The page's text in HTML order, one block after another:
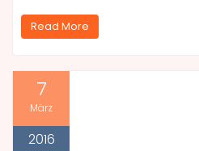
Read More
7
März
2016